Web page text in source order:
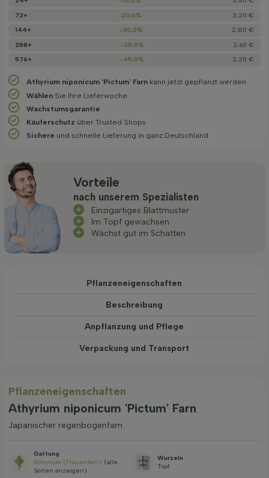
72+
-20,0%
3,20 €
144+
-30,0%
2,80 €
288+
-35,0%
2,60 €
576+
-45,0% 2,20 €
Athyrium niponicum 'Pictum' Farn kann jetzt gepflanzt werden
Wählen Sie Ihre Lieferwoche
Wachstums­garantie
Käuferschutz über Trusted Shops
Sichere und schnelle Lieferung in ganz Deutschland
Vorteile
nach unserem Spezialisten
Einzigartiges Blattmuster
Im Topf gewachsen
Wächst gut im Schatten
Pflanzeneigenschaften
Beschreibung
Anpflanzung und Pflege
Verpackung und Transport
Pflanzeneigenschaften
Athyrium niponicum 'Pictum' Farn
Japanischer regenbogenfarn
Gattung
Athyrium (Frauenfarn) (alle
Sorten anzeigen)
Wurzeln
Topf